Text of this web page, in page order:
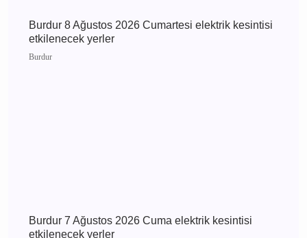
Burdur 9 Ağustos 2026 Pazar elektrik kesintisi
etkilenecek yerler
Burdur
Burdur 8 Ağustos 2026 Cumartesi elektrik
kesintisi etkilenecek yerler